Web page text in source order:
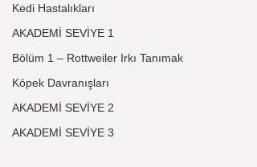
Kedi Hastalıkları
AKADEMİ SEVİYE 1
Bölüm 1 – Rottweiler Irkı Tanımak
Köpek Davranışları
AKADEMİ SEVİYE 2
AKADEMİ SEVİYE 3